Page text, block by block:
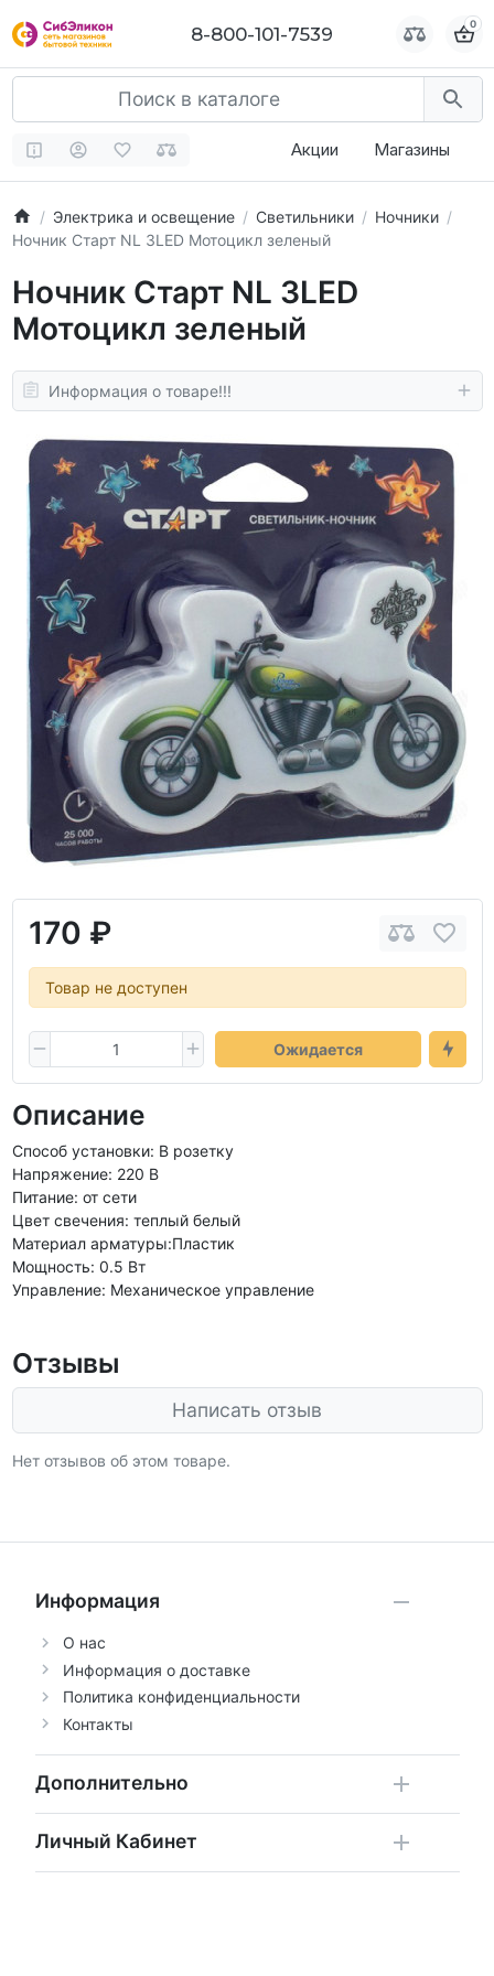
8-800-101-7539 0
Акции Магазины
Электрика и освещение Светильники
Ночники
Ночник Старт NL 3LED Мотоцикл зеленый
Ночник Старт NL 3LED
Мотоцикл зеленый
Информация о товаре!!!
170 ₽
Товар не доступен
Ожидается
Описание
Способ установки: В розетку
Напряжение: 220 В
Питание: от сети
Цвет свечения: теплый белый
Материал арматуры:Пластик
Мощность: 0.5 Вт
Управление: Механическое управление
Отзывы
Написать отзыв
Нет отзывов об этом товаре.
Информация
О нас
Информация о доставке
Политика конфиденциальности
Контакты
Дополнительно
Личный Кабинет
8-800-101-7539 0